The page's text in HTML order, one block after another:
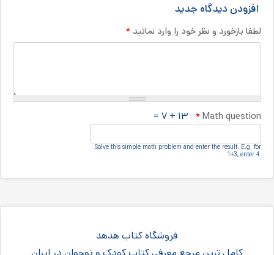
افزودن دیدگاه جدید
لطفا بازخورد و نظر خود را وارد نمائید *
Math question
* ۱۳ + ۷ =
Solve this simple math problem and enter the result.‎ E.g.‎ for
1+3, enter 4.‎
فروشگاه کتاب هدهد